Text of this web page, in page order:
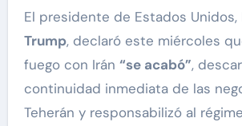
El presidente de Estados Unidos,
Trump, declaró este miércoles
fuego con Irán “se acabó”,
continuidad inmediata de las
Teherán y responsabilizó al